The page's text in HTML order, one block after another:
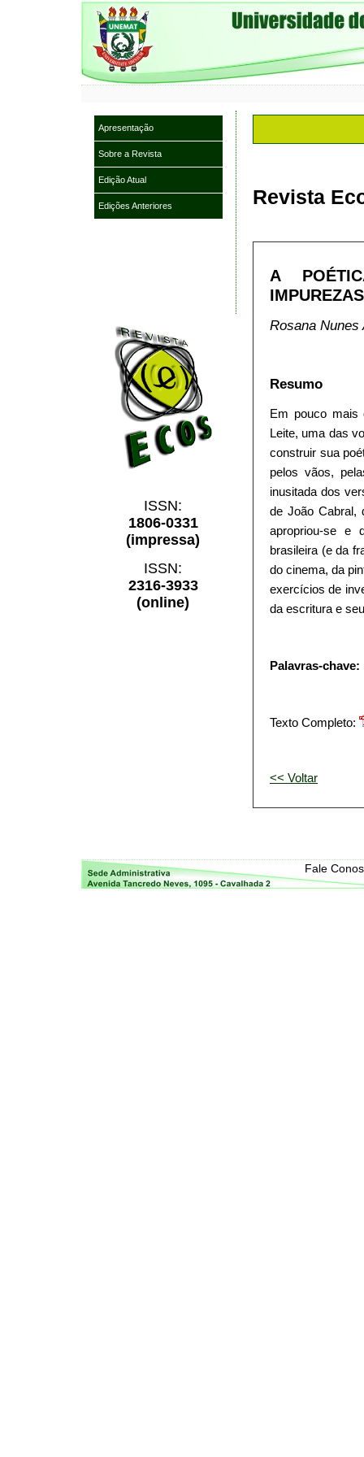
Apresentação
Sobre a Revista
Edição Atual
Edições Anteriores Revista
A
Rosana Nunes
Resumo
Em pouco mais
Leite, uma das
construir sua
pelos vãos,
inusitada dos
de João Cabral,
apropriou-se e
brasileira (e da
do cinema, da
exercícios de
da escritura e
Palavras-chave:
Texto Completo:
<< Voltar
ISSN:
1806-0331
(impressa)
ISSN:
2316-3933
(online)
Fale